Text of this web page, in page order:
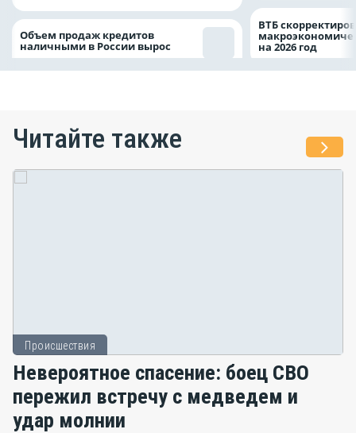
Объем продаж кредитов
наличными в России вырос
ВТБ
на 2026 год
Читайте также
Происшествия
Невероятное спасение: боец СВО
пережил встречу с медведем и
удар молнии